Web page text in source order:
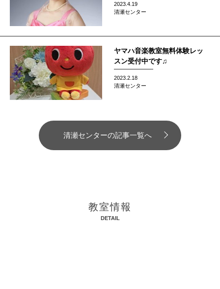
2023.4.19
清瀬センター
ヤマハ音楽教室無料体験レッ
スン受付中です♫
2023.2.18
清瀬センター
清瀬センターの記事一覧へ
教室情報
DETAIL